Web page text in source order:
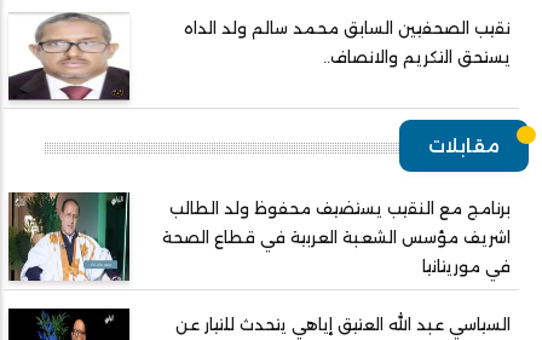
نقيب الصحفيين السابق محمد سالم ولد الداه
يستحق التكريم والانصاف..
مقابلات
برنامج مع النقيب يستضيف محفوظ ولد الطالب
اشريف مؤسس الشعبة العربية في قطاع الصحة
في موريتانيا
السياسي عبد الله العتيق إياهي يتحدث للتيار عن